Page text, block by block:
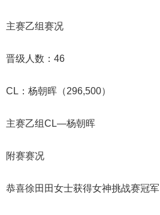
主赛乙组赛况
晋级人数：46
CL：杨朝晖（296,500）
主赛乙组CL—杨朝晖
附赛赛况
恭喜徐田田女士获得女神挑战赛冠军